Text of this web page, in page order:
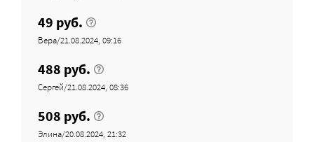
49 руб.
Вера/21.08.2024, 09:16
488 руб.
Сергей/21.08.2024, 08:36
508 руб.
Элина/20.08.2024, 21:32